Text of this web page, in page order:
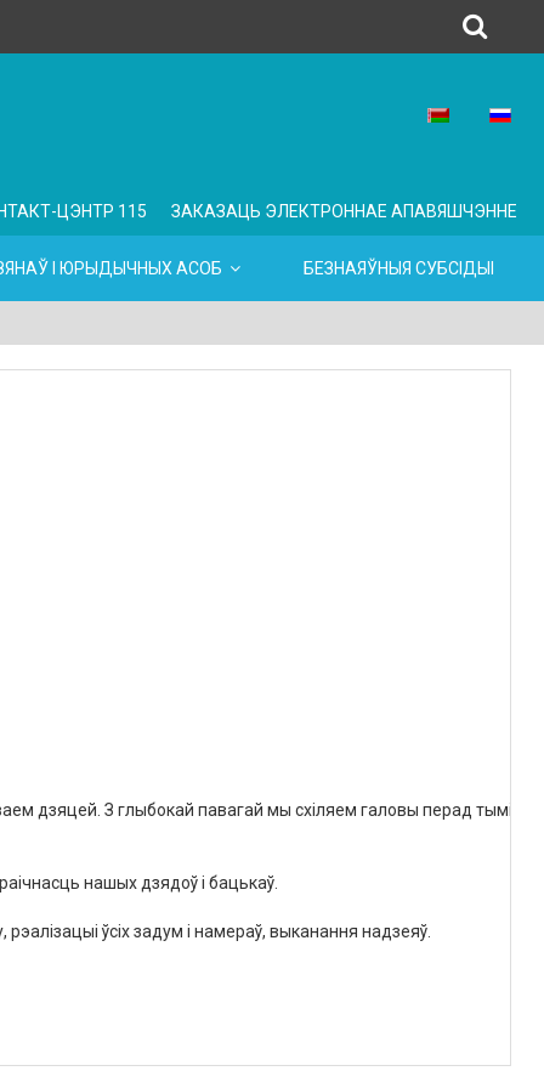
ЦЭНТР 115 ЗАКАЗАЦЬ ЭЛЕКТРОННАЕ АПАВЯШЧЭННЕ
І ЮРЫДЫЧНЫХ АСОБ БЕЗНАЯЎНЫЯ СУБСІДЫІ
дзяцей З глыбокай павагай мы схіляем галовы перад тымі
нашых дзядоўі бацькаў
, рэалізацыі ўсіхзадум і намераў, выканання надзеяў